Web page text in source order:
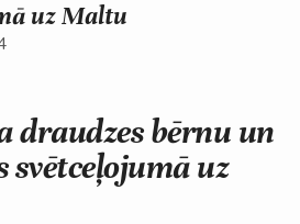
uz Maltu
draudzes bērnu un
uz